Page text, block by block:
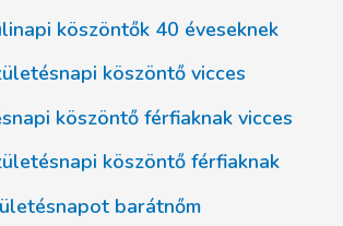
köszöntők 40 éveseknek
köszöntő vicces
köszöntő férfiaknak vicces
köszöntő férfiaknak
barátnőm